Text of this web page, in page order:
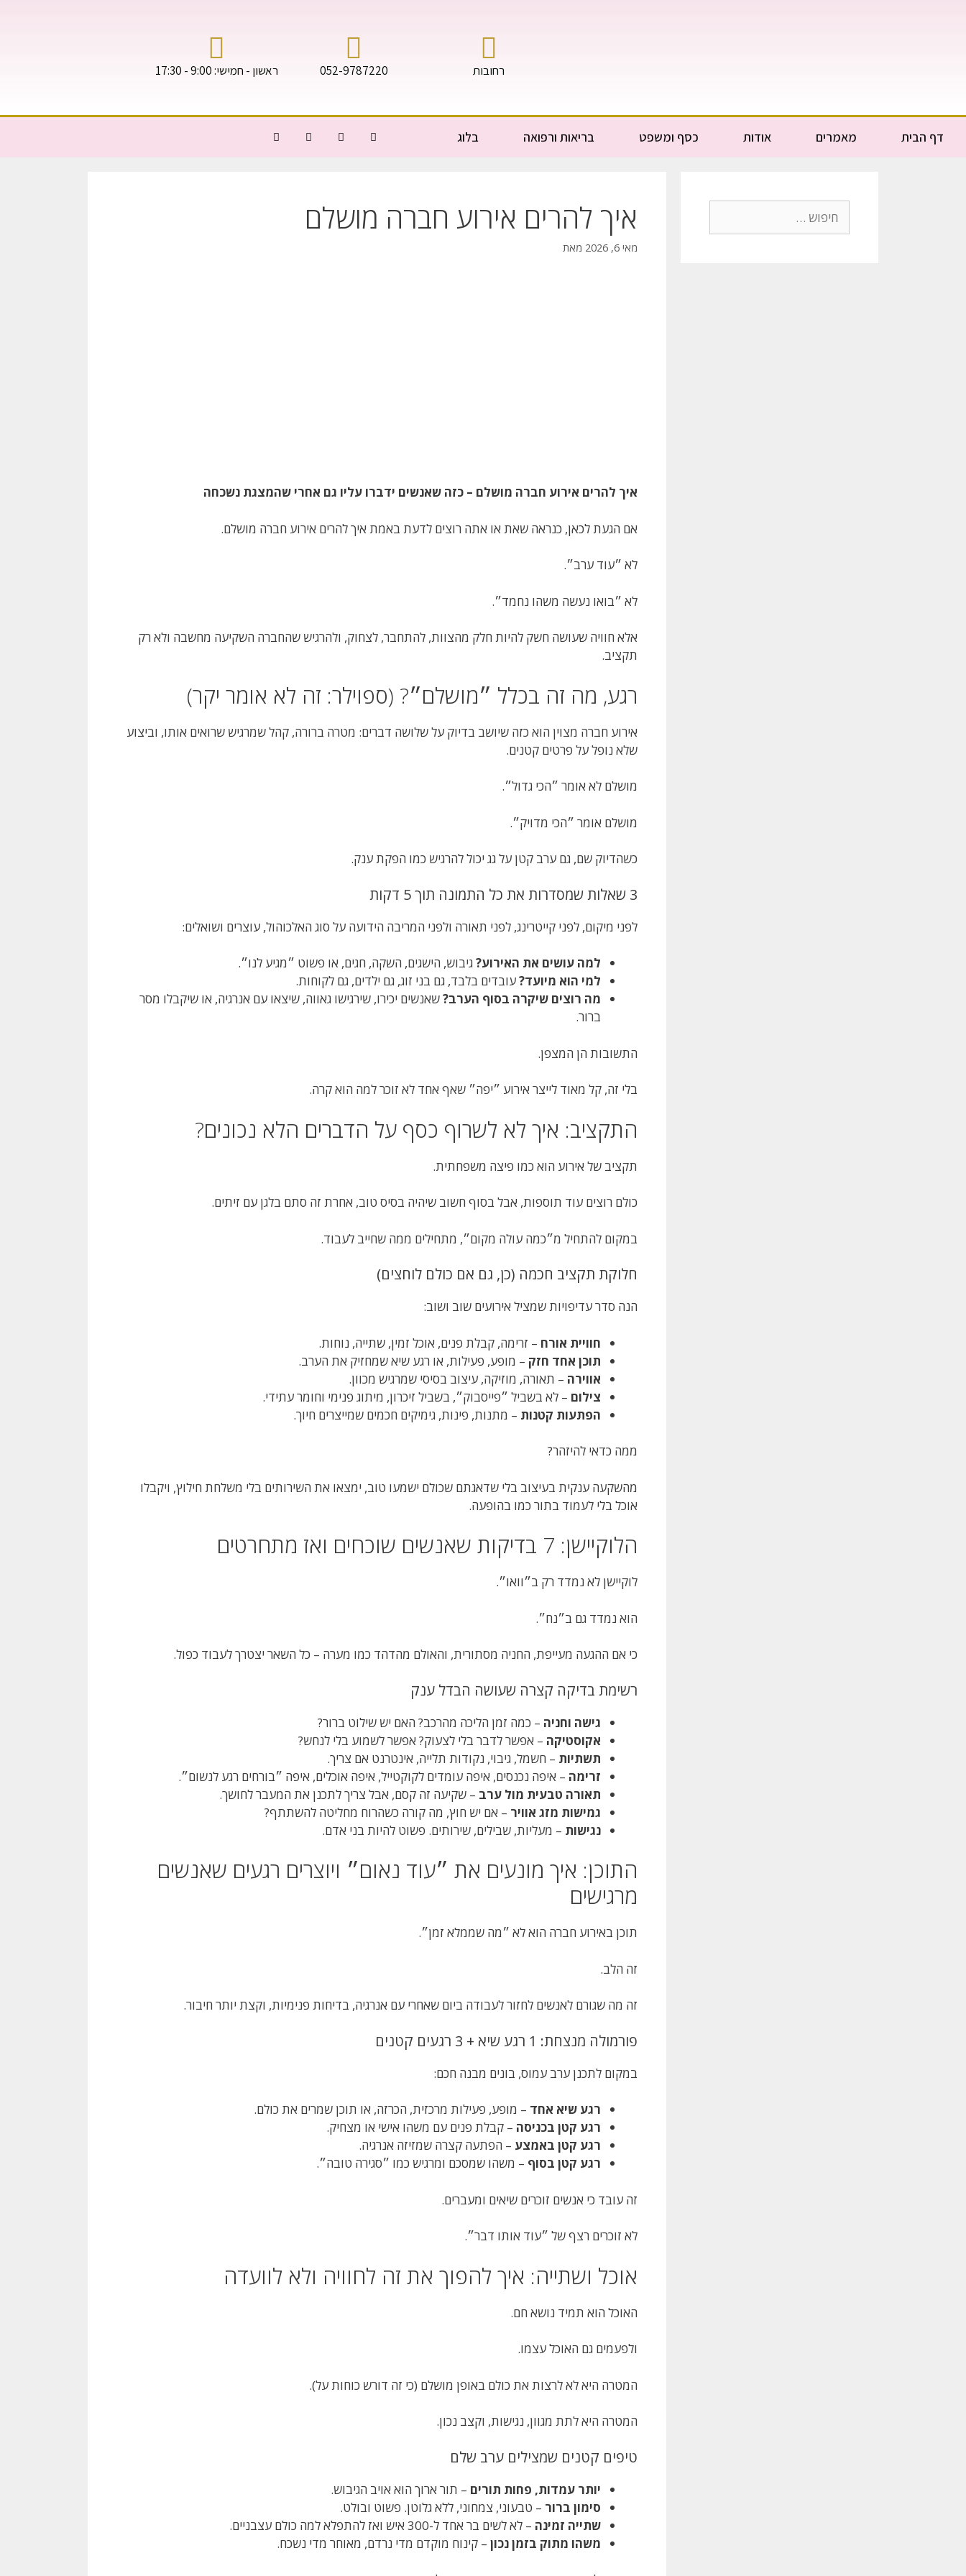
רחובות 052-9787220 ראשון - חמישי: 9:00 - 17:30
דף הבית מאמרים אודות כסף ומשפט בריאות ורפואה בלוג
איך להרים אירוע חברה מושלם
מאי 6, 2026 מאת
איך להרים אירוע חברה מושלם – כזה שאנשים ידברו עליו גם אחרי שהמצגת נשכחה
אם הגעת לכאן, כנראה שאת או אתה רוצים לדעת באמת איך להרים אירוע חברה מושלם.
לא ״עוד ערב״.
לא ״בואו נעשה משהו נחמד״.
אלא חוויה שעושה חשק להיות חלק מהצוות, להתחבר, לצחוק, ולהרגיש שהחברה השקיעה מחשבה ולא רק
תקציב.
רגע, מה זה בכלל ״מושלם״? (ספוילר: זה לא אומר יקר)
אירוע חברה מצוין הוא כזה שיושב בדיוק על שלושה דברים: מטרה ברורה, קהל שמרגיש שרואים אותו, וביצוע
שלא נופל על פרטים קטנים.
מושלם לא אומר ״הכי גדול״.
מושלם אומר ״הכי מדויק״.
כשהדיוק שם, גם ערב קטן על גג יכול להרגיש כמו הפקת ענק.
3 שאלות שמסדרות את כל התמונה תוך 5 דקות
לפני מיקום, לפני קייטרינג, לפני תאורה ולפני המריבה הידועה על סוג האלכוהול, עוצרים ושואלים:
למה עושים את האירוע? גיבוש, הישגים, השקה, חגים, או פשוט ״מגיע לנו״.
למי הוא מיועד?עובדים בלבד, גם בני זוג, גם ילדים, גם לקוחות.
מה רוצים שיקרה בסוף הערב?שאנשים יכירו, שירגישו גאווה, שיצאו עם אנרגיה, או שיקבלו מסר
ברור.
התשובות הן המצפן.
בלי זה, קל מאוד לייצר אירוע ״יפה״ שאף אחד לא זוכר למה הוא קרה.
התקציב: איך לא לשרוף כסף על הדברים הלא נכונים?
תקציב של אירוע הוא כמו פיצה משפחתית.
כולם רוצים עוד תוספות, אבל בסוף חשוב שיהיה בסיס טוב, אחרת זה סתם בלגן עם זיתים.
במקום להתחיל מ״כמה עולה מקום״, מתחילים ממה שחייב לעבוד.
חלוקת תקציב חכמה (כן, גם אם כולם לוחצים)
הנה סדר עדיפויות שמציל אירועים שוב ושוב:
חוויית אורח – זרימה, קבלת פנים, אוכל זמין, שתייה, נוחות.
תוכן אחד חזק – מופע, פעילות, או רגע שיא שמחזיק את הערב.
אווירה – תאורה, מוזיקה, עיצוב בסיסי שמרגיש מכוון.
צילום – לא בשביל ״פייסבוק״, בשביל זיכרון, מיתוג פנימי וחומר עתידי.
הפתעות קטנות – מתנות, פינות, גימיקים חכמים שמייצרים חיוך.
ממה כדאי להיזהר?
מהשקעה ענקית בעיצוב בלי שדאגתם שכולם ישמעו טוב, ימצאו את השירותים בלי משלחת חילוץ, ויקבלו
אוכל בלי לעמוד בתור כמו בהופעה.
הלוקיישן: 7 בדיקות שאנשים שוכחים ואז מתחרטים
לוקיישן לא נמדד רק ב״וואו״.
הוא נמדד גם ב״נח״.
כי אם ההגעה מעייפת, החניה מסתורית, והאולם מהדהד כמו מערה – כל השאר יצטרך לעבוד כפול.
רשימת בדיקה קצרה שעושה הבדל ענק
גישה וחניה – כמה זמן הליכה מהרכב? האם יש שילוט ברור?
אקוסטיקה – אפשר לדבר בלי לצעוק? אפשר לשמוע בלי לנחש?
תשתיות – חשמל, גיבוי, נקודות תלייה, אינטרנט אם צריך.
זרימה – איפה נכנסים, איפה עומדים לקוקטייל, איפה אוכלים, איפה ״בורחים רגע לנשום״.
תאורה טבעית מול ערב – שקיעה זה קסם, אבל צריך לתכנן את המעבר לחושך.
גמישות מזג אוויר – אם יש חוץ, מה קורה כשהרוח מחליטה להשתתף?
נגישות – מעליות, שבילים, שירותים. פשוט להיות בני אדם.
התוכן: איך מונעים את ״עוד נאום״ ויוצרים רגעים שאנשים
מרגישים
תוכן באירוע חברה הוא לא ״מה שממלא זמן״.
זה הלב.
זה מה שגורם לאנשים לחזור לעבודה ביום שאחרי עם אנרגיה, בדיחות פנימיות, וקצת יותר חיבור.
פורמולה מנצחת: 1 רגע שיא + 3 רגעים קטנים
במקום לתכנן ערב עמוס, בונים מבנה חכם:
רגע שיא אחד – מופע, פעילות מרכזית, הכרזה, או תוכן שמרים את כולם.
רגע קטן בכניסה – קבלת פנים עם משהו אישי או מצחיק.
רגע קטן באמצע – הפתעה קצרה שמזיזה אנרגיה.
רגע קטן בסוף – משהו שמסכם ומרגיש כמו ״סגירה טובה״.
זה עובד כי אנשים זוכרים שיאים ומעברים.
לא זוכרים רצף של ״עוד אותו דבר״.
אוכל ושתייה: איך להפוך את זה לחוויה ולא לוועדה
האוכל הוא תמיד נושא חם.
ולפעמים גם האוכל עצמו.
המטרה היא לא לרצות את כולם באופן מושלם (כי זה דורש כוחות על).
המטרה היא לתת מגוון, נגישות, וקצב נכון.
טיפים קטנים שמצילים ערב שלם
יותר עמדות, פחות תורים – תור ארוך הוא אויב הגיבוש.
סימון ברור – טבעוני, צמחוני, ללא גלוטן. פשוט ובולט.
שתייה זמינה – לא לשים בר אחד ל-300 איש ואז להתפלא למה כולם עצבניים.
משהו מתוק בזמן נכון – קינוח מוקדם מדי נרדם, מאוחר מדי נשכח.